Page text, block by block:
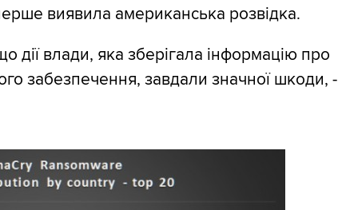
виявила американська розвідка.
дії влади, яка зберігала інформацію про
забезпечення, завдали значної шкоди, -